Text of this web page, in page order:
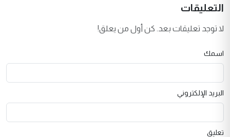
التعليقات
لا توجد تعليقات بعد. كن أول من يعلق!
اسمك
البريد الإلكتروني
تعليق